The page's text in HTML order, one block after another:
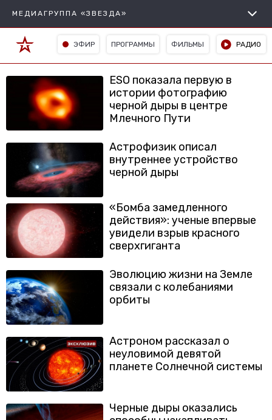
МЕДИАГРУППА «ЗВЕЗДА»
ЭФИР ПРОГРАММЫ ФИЛЬМЫ РАДИО
ESO показала первую в
истории фотографию
черной дыры в центре
Млечного Пути
Астрофизик описал
внутреннее устройство
черной дыры
«Бомба замедленного
действия»: ученые впервые
увидели взрыв красного
сверхгиганта
Эволюцию жизни на Земле
связали с колебаниями
орбиты
Астроном рассказал о
неуловимой девятой
планете Солнечной системы
Черные дыры оказались